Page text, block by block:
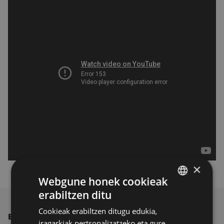
BESTE ALBISTE BATZUK
×
Webgune honek cookieak
erabiltzen ditu
Cookieak erabiltzen ditugu edukia,